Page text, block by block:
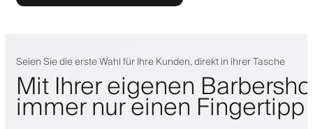
Seien Sie die erste Wahl für Ihre Kunden, direkt in ihrer Tasche
Mit Ihrer eigenen
immer nur einen